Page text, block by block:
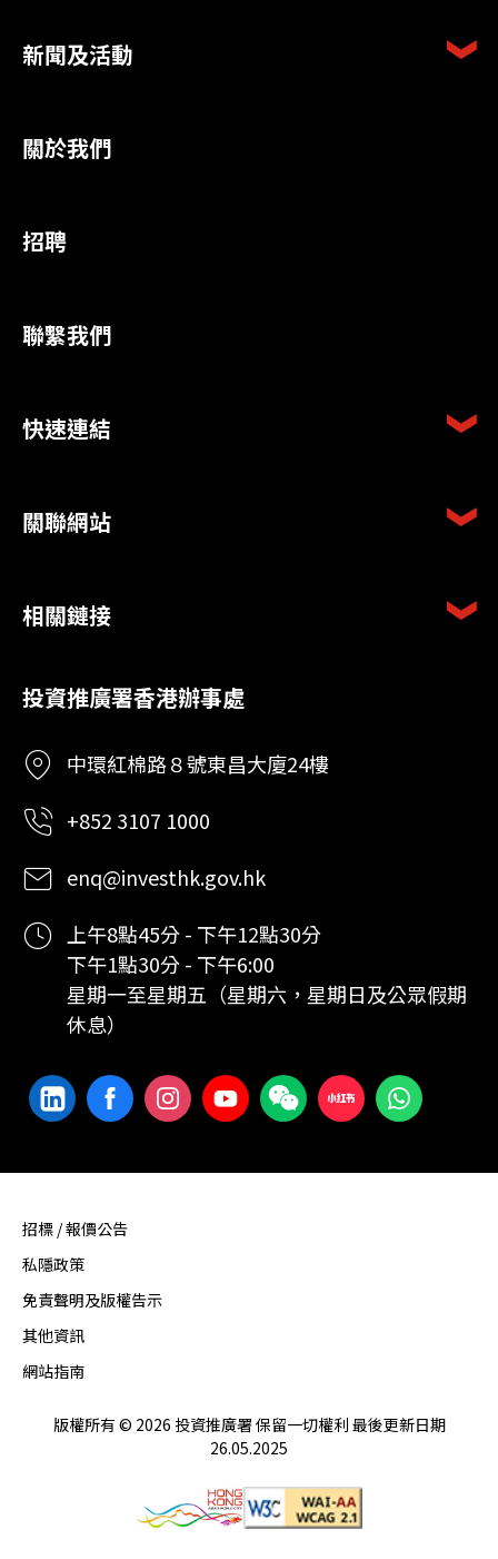
新聞及活動
關於我們
招聘
聯繫我們
快速連結
關聯網站
相關鏈接
投資推廣署香港辦事處
中環紅棉路８號東昌大廈24樓
+852 3107 1000
enq@investhk.gov.hk
上午8點45分 - 下午12點30分
下午1點30分 - 下午6:00
星期一至星期五（星期六，星期日及公眾假期
休息）
招標 / 報價公告
私隱政策
免責聲明及版權告示
其他資訊
網站指南
版權所有 © 2026 投資推廣署 保留一切權利 最後更新日期
26.05.2025